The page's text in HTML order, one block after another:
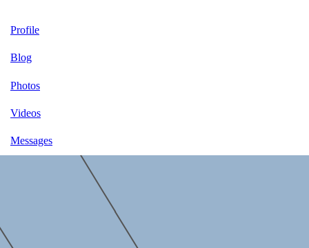
Profile
Blog
Photos
Videos
Messages